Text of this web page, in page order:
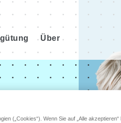
Über
(„Cookies“). Wenn Sie auf „Alle